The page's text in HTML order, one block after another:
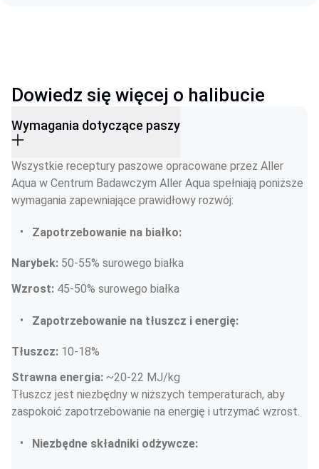
Dowiedz się więcej o halibucie
Wymagania dotyczące paszy
Wszystkie receptury paszowe opracowane przez Aller
Aqua w Centrum Badawczym Aller Aqua spełniają poniższe
wymagania zapewniające prawidłowy rozwój:
Zapotrzebowanie na białko:
Narybek: 50-55% surowego białka
Wzrost: 45-50% surowego białka
Zapotrzebowanie na tłuszcz i energię:
Tłuszcz: 10-18%
Strawna energia: ~20-22 MJ/kg
Tłuszcz jest niezbędny w niższych temperaturach, aby
zaspokoić zapotrzebowanie na energię i utrzymać wzrost.
Niezbędne składniki odżywcze: